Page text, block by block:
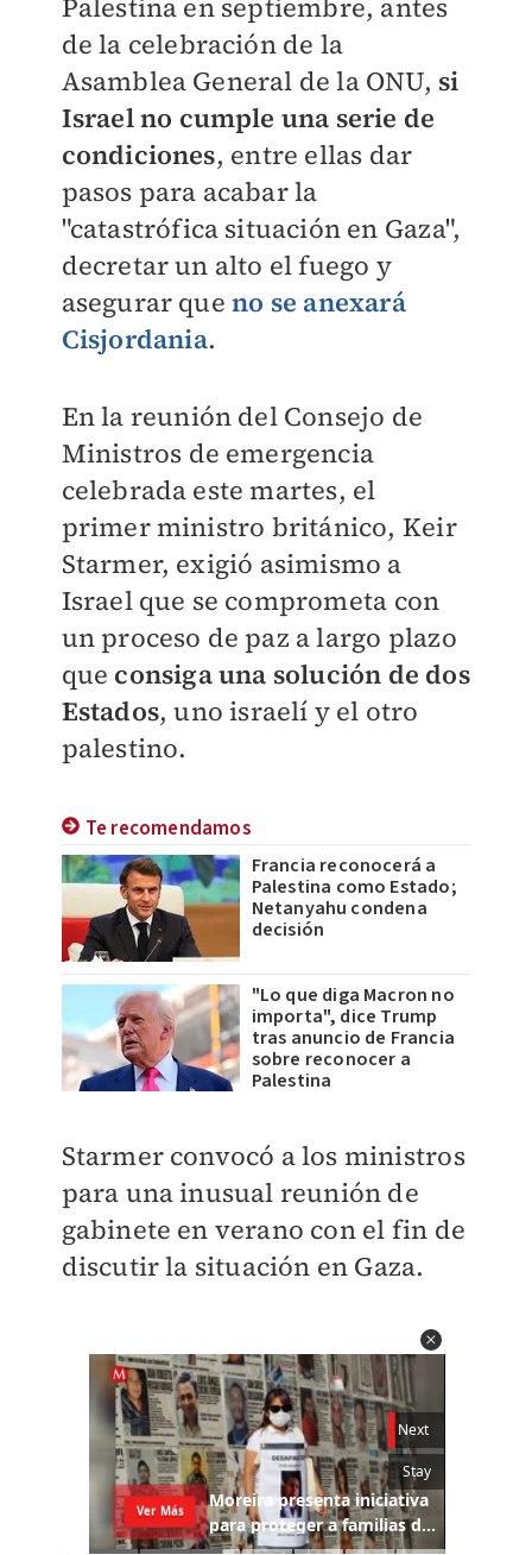
Palestina en septiembre, antes
de la celebración de la
Asamblea General de la ONU, si
Israel no cumple una serie de
condiciones, entre ellas dar
pasos para acabar la
"catastrófica situación en Gaza",
decretar un alto el fuego y
asegurar queno se anexará
Cisjordania.
En la reunión del Consejo de
Ministros de emergencia
celebrada este martes, el
primer ministro británico, Keir
Starmer, exigió asimismo a
Israel que se comprometa con
un proceso de paz a largo plazo
que consiga una solución de dos
Estados, uno israelí y el otro
palestino.
Te recomendamos
Francia reconocerá a
Palestina como Estado;
Netanyahu condena
decisión
"Lo que diga Macron no
importa", dice Trump
tras anuncio de Francia
sobre reconocer a
Palestina
Starmer convocó a los ministros
para una inusual reunión de
gabinete en verano con el fin de
discutir la situación en Gaza.